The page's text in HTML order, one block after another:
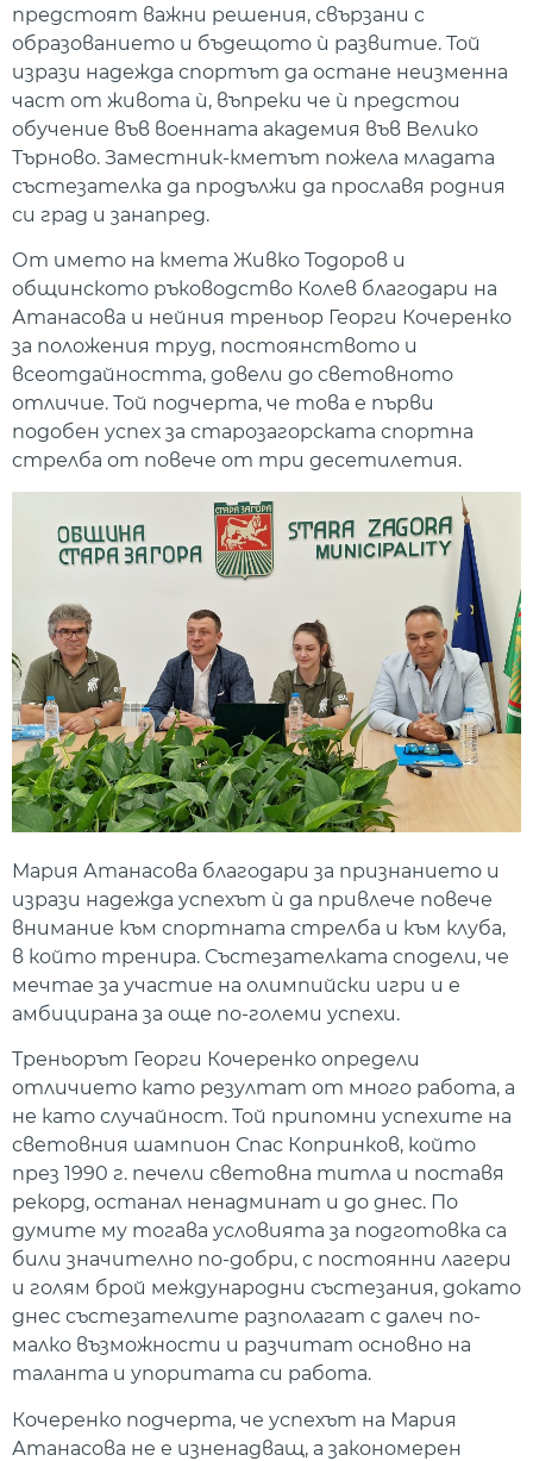
предстоят важни решения, свързани с
образованието и бъдещото ѝ развитие. Той
изрази надежда спортът да остане неизменна
част от живота ѝ, въпреки че ѝ предстои
обучение във военната академия във Велико
Търново. Заместник-кметът пожела младата
състезателка да продължи да прославя родния
си град и занапред.
От името на кмета Живко Тодоров и
общинското ръководство Колев благодари на
Атанасова и нейния треньор Георги Кочеренко
за положения труд, постоянството и
всеотдайността, довели до световното
отличие. Той подчерта, че това е първи
подобен успех за старозагорската спортна
стрелба от повече от три десетилетия.
Мария Атанасова благодари за признанието и
изрази надежда успехът ѝ да привлече повече
внимание към спортната стрелба и към клуба,
в който тренира. Състезателката сподели, че
мечтае за участие на олимпийски игри и е
амбицирана за още по-големи успехи.
Треньорът Георги Кочеренко определи
отличието като резултат от много работа, а
не като случайност. Той припомни успехите на
световния шампион Спас Копринков, който
през 1990 г. печели световна титла и поставя
рекорд, останал ненадминат и до днес. По
думите му тогава условията за подготовка са
били значително по-добри, с постоянни лагери
и голям брой международни състезания, докато
днес състезателите разполагат с далеч по-
малко възможности и разчитат основно на
таланта и упоритата си работа.
Кочеренко подчерта, че успехът на Мария
Атанасова не е изненадващ, а закономерен